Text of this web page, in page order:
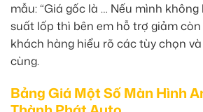
mẫu: “Giá gốc là … Nếu mình
suất lốp thì bên em hỗ trợ giảm còn
khách hàng hiểu rõ các tùy chọn
cùng.
Bảng Giá Một Số Màn Hình